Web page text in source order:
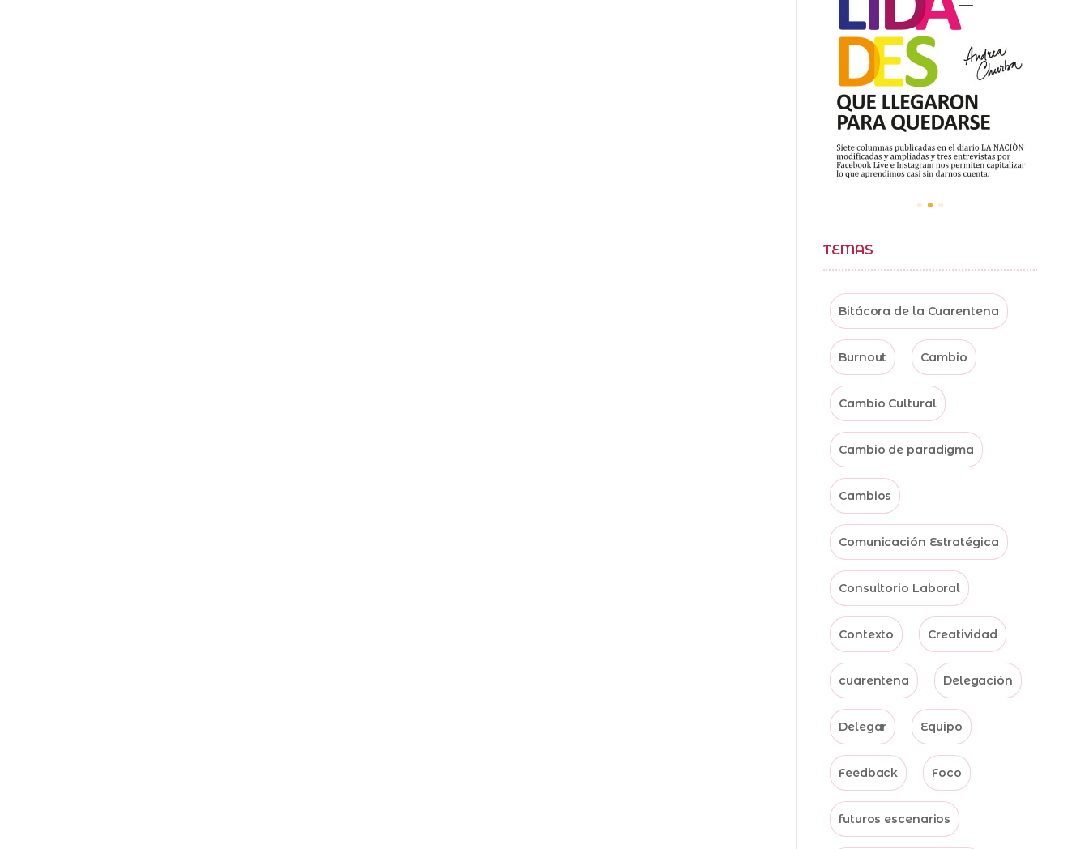
TEMAS
Bitácora de la Cuarentena
Burnout Cambio
Cambio Cultural
Cambio de paradigma
Cambios
Comunicación Estratégica
Consultorio Laboral
Contexto Creatividad
cuarentena Delegación
Delegar Equipo
Feedback Foco
futuros escenarios